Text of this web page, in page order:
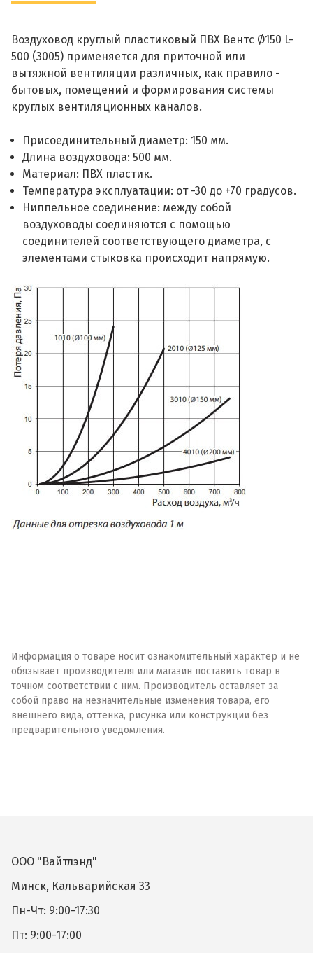
Воздуховод круглый пластиковый ПВХ Вентс Ø150 L-
500 (3005) применяется для приточной или
вытяжной вентиляции различных, как правило -
бытовых, помещений и формирования системы
круглых вентиляционных каналов.
Присоединительный диаметр: 150 мм.
Длина воздуховода: 500 мм.
Материал: ПВХ пластик.
Температура эксплуатации: от -30 до +70 градусов.
Ниппельное соединение: между собой
воздуховоды соединяются с помощью
соединителей соответствующего диаметра, с
элементами стыковка происходит напрямую.
Информация о товаре носит ознакомительный характер и не
обязывает производителя или магазин поставить товар в
точном соответствии с ним. Производитель оставляет за
собой право на незначительные изменения товара, его
внешнего вида, оттенка, рисунка или конструкции без
предварительного уведомления.
ООО "Вайтлэнд"
Минск, Кальварийская 33
Пн-Чт: 9:00-17:30
Пт: 9:00-17:00